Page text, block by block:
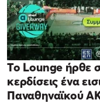
Το Lounge ήρθε
κερδίσεις ένα
Παναθηναϊκού